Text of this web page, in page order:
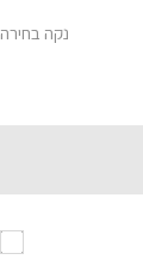
נקה בחירה